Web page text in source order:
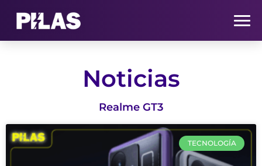
HOME
NOTICIAS
QUIÉNES SOMOS
Noticias
Realme GT3
TECNOLOGÍA